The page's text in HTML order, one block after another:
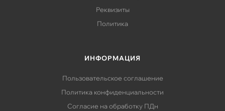
Реквизиты
Политика
ИНФОРМАЦИЯ
Пользовательское соглашение
Политика конфиденциальности
Согласие на обработку ПДн